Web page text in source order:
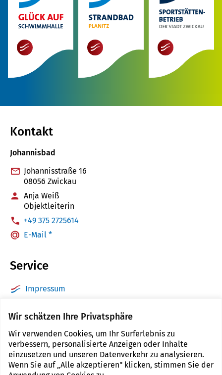
Wir schätzen Ihre Privatsphäre
Wir verwenden Cookies, um Ihr Surferlebnis zu
verbessern, personalisierte Anzeigen oder Inhalte
einzusetzen und unseren Datenverkehr zu analysieren.
Wenn Sie auf „Alle akzeptieren" klicken, stimmen Sie der
mehr mehr mehr
Kontakt
Johannisbad
Johannisstraße 16
08056 Zwickau
Anja Weiß
Objektleiterin
:+49 375 2725614
E-Mail *
Service
Impressum
Barrierefreiheit
Sitemap
Kontakt
Cookie Einstellungen